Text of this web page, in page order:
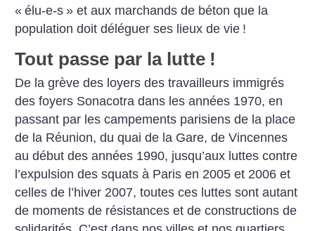
« élu-e-s » et aux marchands de béton que la
population doit déléguer ses lieux de vie !
Tout passe par la lutte !
De la grève des loyers des travailleurs immigrés
des foyers Sonacotra dans les années 1970, en
passant par les campements parisiens de la place
de la Réunion, du quai de la Gare, de Vincennes
au début des années 1990, jusqu’aux luttes contre
l’expulsion des squats à Paris en 2005 et 2006 et
celles de l’hiver 2007, toutes ces luttes sont autant
de moments de résistances et de constructions de